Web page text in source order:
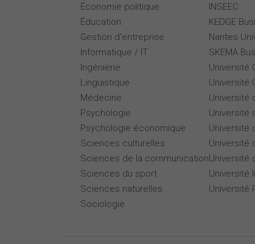
Économie politique
Éducation
Gestion d'entreprise
Informatique / IT
Ingénierie
Linguistique
Médecine
Psychologie
Psychologie économique
Sciences culturelles
Sciences de la communication
Sciences du sport
Sciences naturelles
Sociologie
INSEEC
KEDGE
Nantes
SKEMA
Université
Université
Université
Université
Université
Université
Université
Université
Université